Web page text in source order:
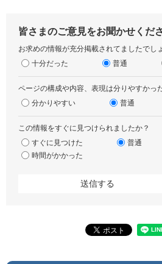
皆さまのご意見をお聞かせくだ
お求めの情報が充分掲載されてましたでし
十分だった
普通
ページの構成や内容、表現は分りやすかっ
分かりやすい
普通
この情報をすぐに見つけられましたか？
すぐに見つけた
普通
時間がかかった